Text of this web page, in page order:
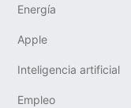
Energía
Apple
Inteligencia artificial
Empleo